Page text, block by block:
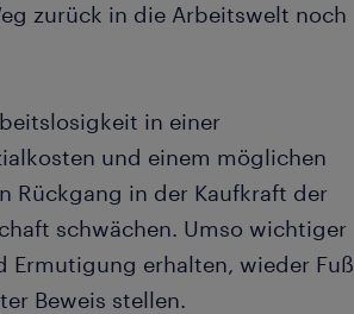
zurück in die Arbeitswelt noch
in einer
und einem möglichen
Rückgang in der Kaufkraft der
schwächen. Umso wichtiger
Ermutigung erhalten, wieder Fuß
Beweis stellen.